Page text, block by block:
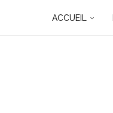
ACCUEIL